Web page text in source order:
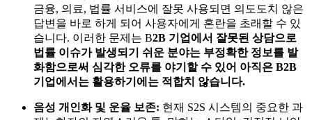
금융, 의료, 법률 서비스에 잘못 사용되면 의도도치 않은
답변을 바로 하게 되어 사용자에게 혼란을 초래할 수 있
습니다. 이러한 문제는 B2B 기업에서 잘못된 상담으로
법률 이슈가 발생되기 쉬운 분야는 부정확한 정보를 발
화함으로써 심각한 오류를 야기할 수 있어 아직은 B2B
기업에서는 활용하기에는 적합치 않습니다.
음성 개인화 및 운율 보존: 현재 S2S 시스템의 중요한 과